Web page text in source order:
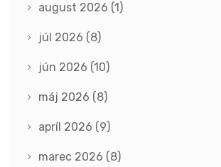
august 2026 (1)
júl 2026 (8)
jún 2026 (10)
máj 2026 (8)
apríl 2026 (9)
marec 2026 (8)